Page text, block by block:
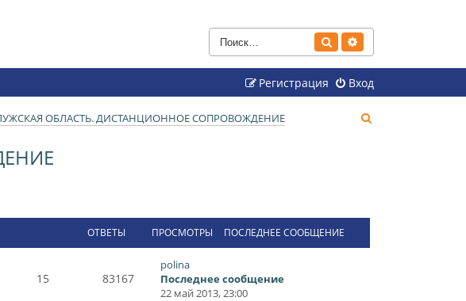
Поиск
Вход
Регистрация
ОБЛАСТЬ. ДИСТАНЦИОННОЕ СОПРОВОЖДЕНИЕ
ОТВЕТЫ ПРОСМОТРЫ ПОСЛЕДНЕЕ СООБЩЕНИЕ
15 83167
polina
Последнее сообщение
22 май 2013, 23:00